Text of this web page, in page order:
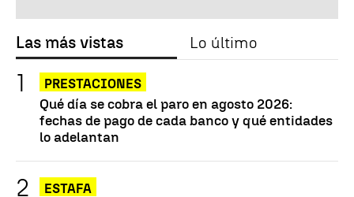
Las más vistas Lo último
PRESTACIONES
Qué día se cobra el paro en agosto 2026:
fechas de pago de cada banco y qué entidades
lo adelantan
ESTAFA